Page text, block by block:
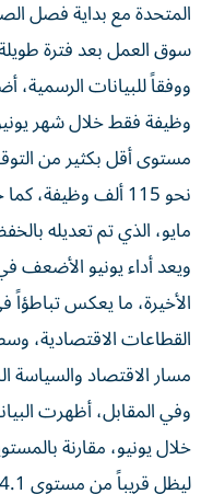
المتحدة مع بداية فصل
سوق العمل بعد فترة
وظيفة فقط خلال شهر
مستوى أقل بكثير من
نحو 115 ألف
مايو، الذي تم تعديله بالخفض إلى 129
ويعد أداء يونيو الأضعف
الأخيرة، ما يعكس
القطاعات الاقتصادية،
مسار الاقتصاد والسياسة
خلال يونيو، مقارنة
ليظل قريباً من مستوى 4.1% المسجل قبل عام.